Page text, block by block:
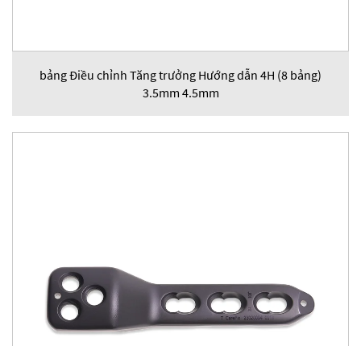
bảng Điều chỉnh Tăng trưởng Hướng dẫn 4H (8 bảng)
3.5mm 4.5mm